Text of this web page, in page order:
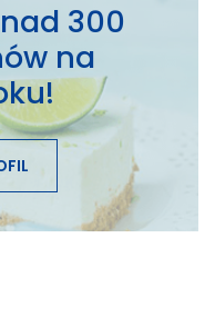
300
na